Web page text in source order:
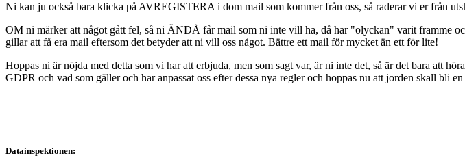
Ni kan ju också bara klicka på AVREGISTERA i dom mail som kommer från oss, så raderar vi er från
OM ni märker att något gått fel, så ni ÄNDÅ får mail som ni inte vill ha, då har "olyckan" varit framme
gillar att få era mail eftersom det betyder att ni vill oss något. Bättre ett mail för mycket än ett för lite!
Hoppas ni är nöjda med detta som vi har att erbjuda, men som sagt var, är ni inte det, så är det bara att
GDPR och vad som gäller och har anpassat oss efter dessa nya regler och hoppas nu att jorden skall bli
Datainspektionen: